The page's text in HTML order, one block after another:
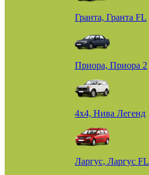
Гранта, Гранта FL
Приора, Приора 2
4х4, Нива Легенд
Ларгус, Ларгус FL